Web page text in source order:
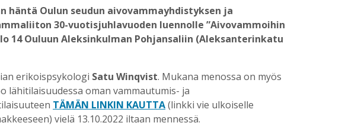
häntä Oulun seudun aivovammayhdistyksen ja
30-vuotisjuhlavuoden luennolle ”Aivovammoihin
14 Ouluun Aleksinkulman Pohjansaliin (Aleksanterinkatu
erikoispsykologi Satu Winqvist. Mukana menossa on myös
lähitilaisuudessa oman vammautumis- ja
TÄMÄN LINKIN KAUTTA(linkki vie ulkoiselle
vielä 13.10.2022 iltaan mennessä.